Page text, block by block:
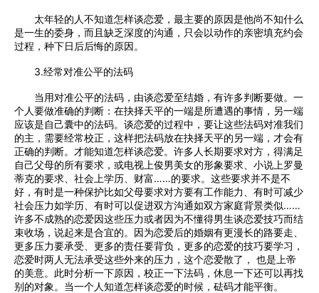
太年轻的人不知道怎样谈恋爱，最主要的原因是他尚不知什么
是一生的委身，而且缺乏深度的沟通，只会以动作的亲密填充约会
过程，种下日后后悔的原因。
3.经常对准公平的法码
当用对准公平的法码，由谈恋爱至结婚，有许多判断要做。一
个人要做准确的判断：在抉择天平的一端是所遭遇的事情，另一端
应该是自己囊中的法码。谈恋爱的过程中，要让这些法码对准我们
的主，需要经常校正，这样把法码放在抉择天平的另一端，才会有
正确的判断。才能知道怎样谈恋爱。许多人长期要求对方，得满足
自己父母的所有要求，或电视上俊男美女的形象要求、小说上罗曼
蒂克的要求、社会上学历、财富……的要求。这些要求并不是不
好，有时是一种保护比如父母要求对方要有工作能力、有时可减少
社会压力如学历、有时可以促进双方沟通如双方家庭背景类似……
许多不成熟的恋爱因这些压力或者因为不懂得男生谈恋爱技巧而结
束收场，说起来是合宜的。因为恋爱后的婚姻有更漫长的路要走、
更多压力要承受、更多的责任要背负，更多的恋爱的技巧要学习，
恋爱时两人无法承受这些外来的压力，这个恋爱散了， 也是上帝
的美意。此时分析一下原因，校正一下法码，休息一下还可以再找
别的对象。当一个人知道怎样谈恋爱的时候，砝码才能平衡。